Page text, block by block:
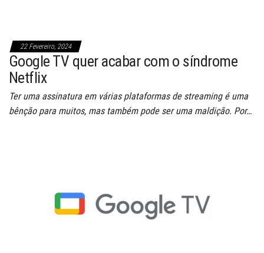
22 Fevereiro, 2024
Google TV quer acabar com o síndrome
Netflix
Ter uma assinatura em várias plataformas de streaming é uma
bênção para muitos, mas também pode ser uma maldição. Por…